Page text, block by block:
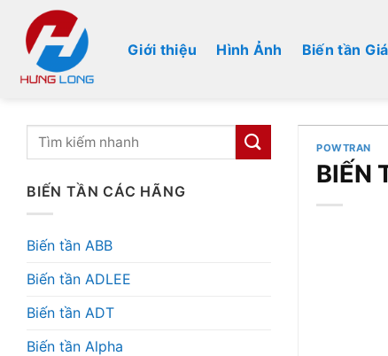
dung
Giới thiệu Hình Ảnh Biến tần
BIẾN TẦN CÁC HÃNG
Biến tần ABB
Biến tần ADLEE
Biến tần ADT
Biến tần Alpha
POWTRAN
BIẾN